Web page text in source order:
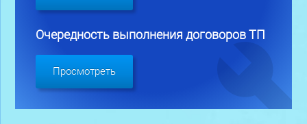
Очередность выполнения договоров ТП
Просмотреть